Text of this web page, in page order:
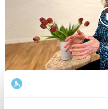
Kroppen under klimakteriet